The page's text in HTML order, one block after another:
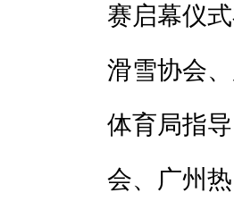
赛启幕仪
滑雪协会
体育局指
会、广州